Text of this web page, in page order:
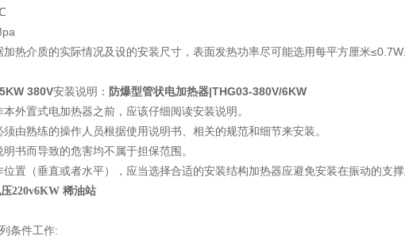
热介质的实际情况及设的安装尺寸，表面发热功率尽可能选用每平方厘米
380V安装说明： 防爆型管状电加热器|THG03-380V/6KW
外置式电加热器之前，应该仔细阅读安装说明。
由熟练的操作人员根据使用说明书、相关的规范和细节来安装。
书而导致的危害均不属于担保范围。
置（垂直或者水平），应当选择合适的安装结构加热器应避免安装在振动的支撑
220v6KW 稀油站
条件工作: